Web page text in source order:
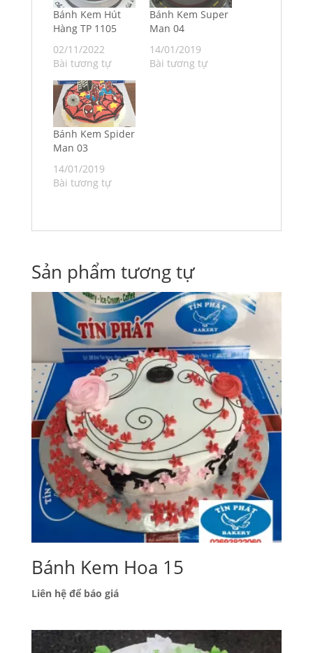
Bánh Kem Hút
Hàng TP 1105
02/11/2022
Bài tương tự
Bánh Kem Super
Man 04
14/01/2019
Bài tương tự
Bánh Kem Spider
Man 03
14/01/2019
Bài tương tự
Sản phẩm tương tự
Bánh Kem Hoa 15
Liên hệ để báo giá